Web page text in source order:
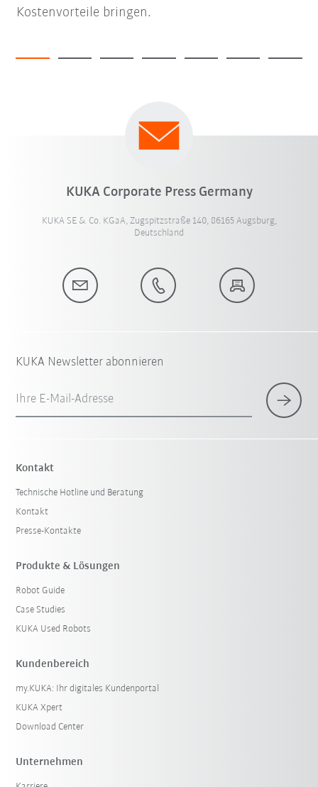
Kostenvorteile bringen.
KUKA Corporate Press Germany
KUKA SE & Co. KGaA, Zugspitzstraße 140, 86165 Augsburg,
Deutschland
KUKA Newsletter abonnieren
Ihre E-Mail-Adresse
Kontakt
Technische Hotline und Beratung
Kontakt
Presse-Kontakte
Produkte & Lösungen
Robot Guide
Case Studies
KUKA Used Robots
Kundenbereich
my.KUKA: Ihr digitales Kundenportal
KUKA Xpert
Download Center
Unternehmen